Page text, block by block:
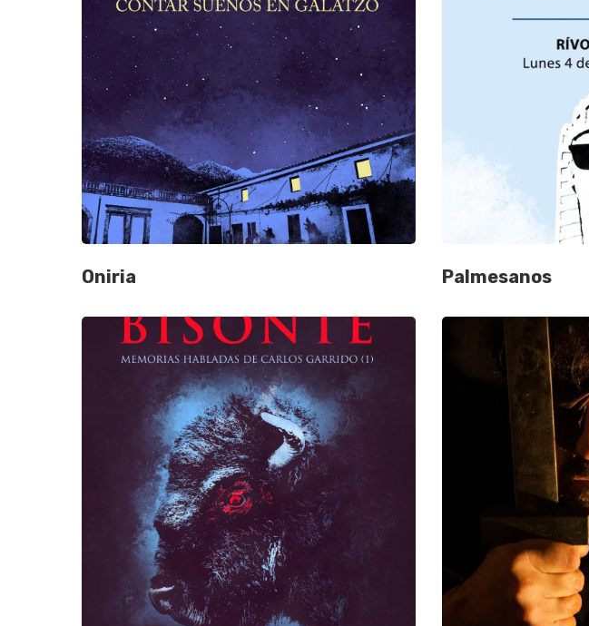
Hit enter to search or ESC to close
Oniria Palmesanos